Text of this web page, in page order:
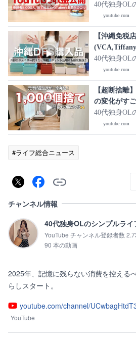
作りの工夫
40代独身OL
youtube.com
【沖縄免税
プログラム
40代独身OL
youtube.com
【超断捨離
の変化がす
😆
40代独身OL
youtube.com
#ライフ総合ニュース
チャンネル情報
40代独身OLのシンプルライ
YouTube チャンネル登録者数
90 本の動画
2025年、記憶に残らない消費を控える
らしスタート。
youtube.com/channel/
YouTube